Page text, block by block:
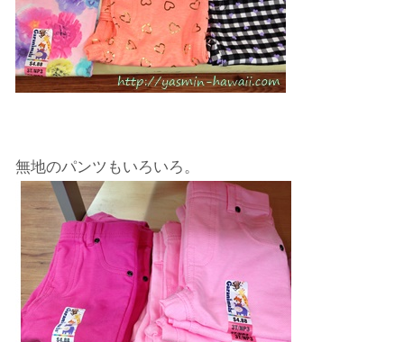
無地のパンツもいろいろ。